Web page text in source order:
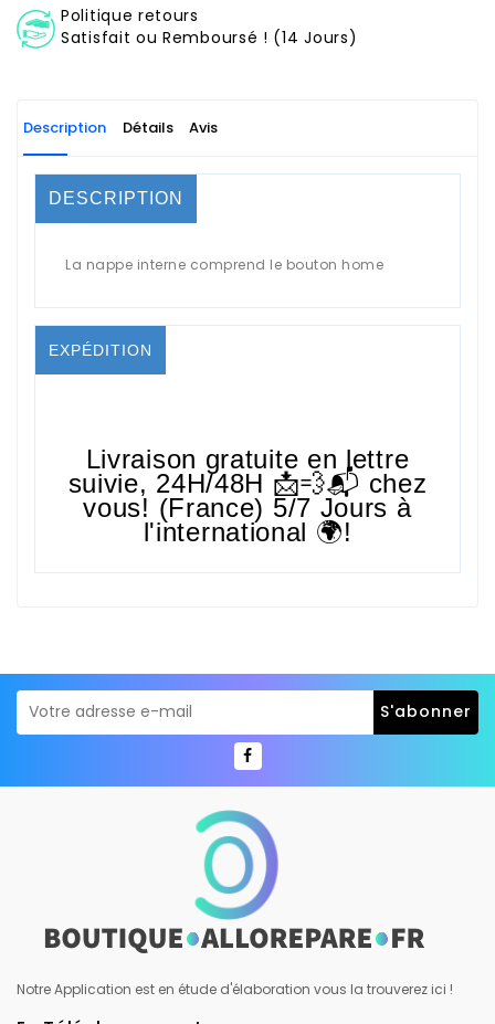
Politique retours
Satisfait ou Remboursé ! (14 Jours)
Description Détails Avis
DESCRIPTION
La nappe interne comprend le bouton home
EXPÉDITION
Livraison gratuite en lettre
suivie, 24H/48H 📩💨📬 chez
vous! (France) 5/7 Jours à
l'international 🌍!
Notre Application est en étude d'élaboration vous la trouverez ici !